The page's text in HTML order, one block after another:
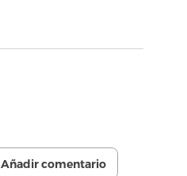
Añadir comentario